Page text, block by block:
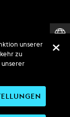
0 / - 400
Uhr bis 6 Uhr)
unserer
zu